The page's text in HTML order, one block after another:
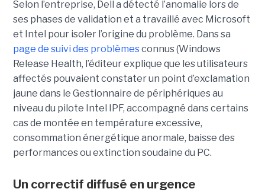
Selon l’entreprise, Dell a détecté l’anomalie lors de
ses phases de validation et a travaillé avec Microsoft
et Intel pour isoler l’origine du problème. Dans sa
page de suivi des problèmesconnus (Windows
Release Health, l’éditeur explique que les utilisateurs
affectés pouvaient constater un point d’exclamation
jaune dans le Gestionnaire de périphériques au
niveau du pilote Intel IPF, accompagné dans certains
cas de montée en température excessive,
consommation énergétique anormale, baisse des
performances ou extinction soudaine du PC.
Un correctif diffusé en urgence